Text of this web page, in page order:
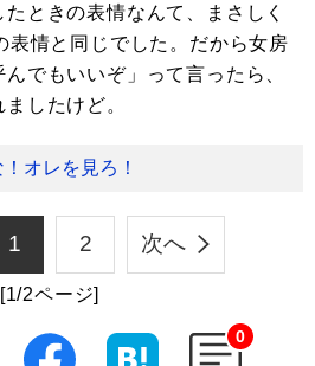
ときの表情なんて、まさしく
表情と同じでした。だから女房
でもいいぞ」って言ったら、
したけど。
オレを見ろ！
1 2 次へ
[1/2ページ]
0